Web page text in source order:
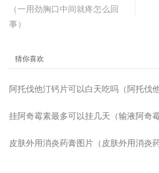
（一用劲胸口中间就疼怎么回
事）
猜你喜欢
阿托伐他汀钙片可以白天吃吗（阿托伐
挂阿奇霉素最多可以挂几天（输液阿奇
皮肤外用消炎药膏图片（皮肤外用消炎